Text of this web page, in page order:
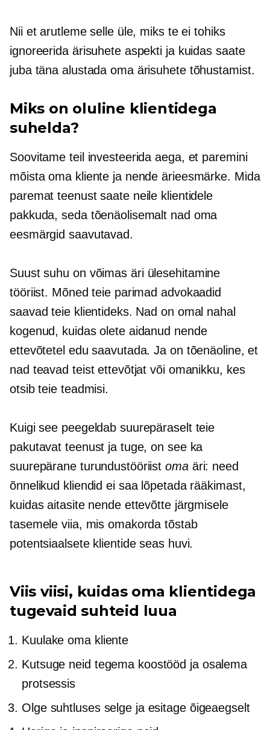
Nii et arutleme selle üle, miks te ei tohiks
ignoreerida ärisuhete aspekti ja kuidas saate
juba täna alustada oma ärisuhete tõhustamist.
Miks on oluline klientidega
suhelda?
Soovitame teil investeerida aega, et paremini
mõista oma kliente ja nende ärieesmärke. Mida
paremat teenust saate neile klientidele
pakkuda, seda tõenäolisemalt nad oma
eesmärgid saavutavad.
Suust suhu on võimas äri ülesehitamine
tööriist. Mõned teie parimad advokaadid
saavad teie klientideks. Nad on omal nahal
kogenud, kuidas olete aidanud nende
ettevõtetel edu saavutada. Ja on tõenäoline, et
nad teavad teist ettevõtjat või omanikku, kes
otsib teie teadmisi.
Kuigi see peegeldab suurepäraselt teie
pakutavat teenust ja tuge, on see ka
suurepärane turundustööriistomaäri: need
õnnelikud kliendid ei saa lõpetada rääkimast,
kuidas aitasite nende ettevõtte järgmisele
tasemele viia, mis omakorda tõstab
potentsiaalsete klientide seas huvi.
Viis viisi, kuidas oma klientidega
tugevaid suhteid luua
Kuulake oma kliente
Kutsuge neid tegema koostööd ja osalema
protsessis
Olge suhtluses selge ja esitage õigeaegselt